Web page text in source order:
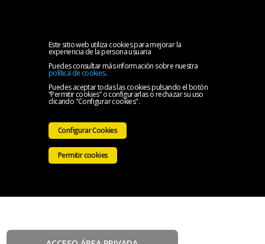
Este sitio web utiliza cookies para mejorar la
experiencia de la persona usuaria
Puedes consultar más información sobre nuestra
política de cookies.
Puedes aceptar todas las cookies pulsando el botón
“Permitir cookies” o configurarlas o rechazar su uso
clicando "Configurar cookies".
Configurar Cookies
Permitir cookies